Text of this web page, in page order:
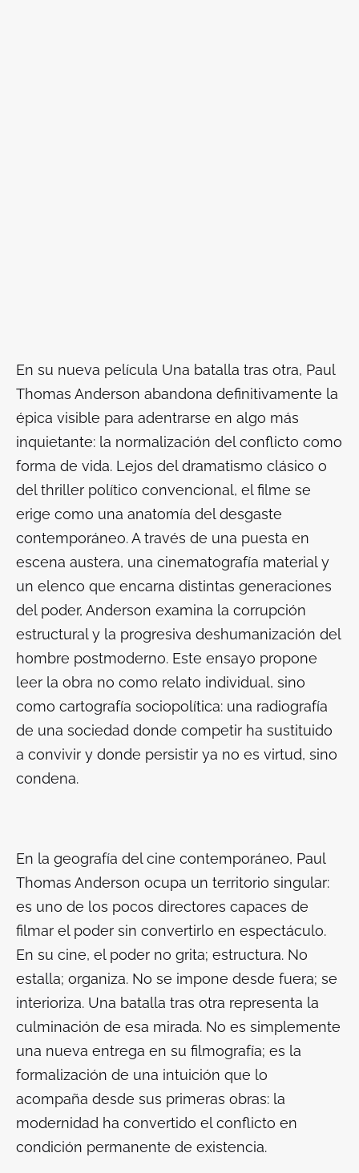
En su nueva película Una batalla tras otra, Paul
Thomas Anderson abandona definitivamente la
épica visible para adentrarse en algo más
inquietante: la normalización del conflicto como
forma de vida. Lejos del dramatismo clásico o
del thriller político convencional, el filme se
erige como una anatomía del desgaste
contemporáneo. A través de una puesta en
escena austera, una cinematografía material y
un elenco que encarna distintas generaciones
del poder, Anderson examina la corrupción
estructural y la progresiva deshumanización del
hombre postmoderno. Este ensayo propone
leer la obra no como relato individual, sino
como cartografía sociopolítica: una radiografía
de una sociedad donde competir ha sustituido
a convivir y donde persistir ya no es virtud, sino
condena.
En la geografía del cine contemporáneo, Paul
Thomas Anderson ocupa un territorio singular:
es uno de los pocos directores capaces de
filmar el poder sin convertirlo en espectáculo.
En su cine, el poder no grita; estructura. No
estalla; organiza. No se impone desde fuera; se
interioriza. Una batalla tras otra representa la
culminación de esa mirada. No es simplemente
una nueva entrega en su filmografía; es la
formalización de una intuición que lo
acompaña desde sus primeras obras: la
modernidad ha convertido el conflicto en
condición permanente de existencia.